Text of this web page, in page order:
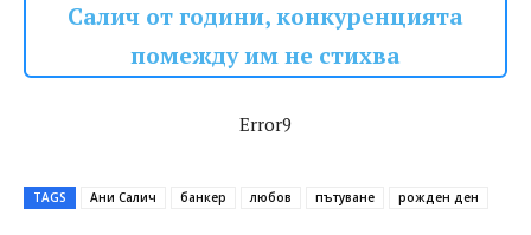
Салич от години, конкуренцията
помежду им не стихва
Error9
TAGS Ани Салич банкер любов пътуване рожден ден